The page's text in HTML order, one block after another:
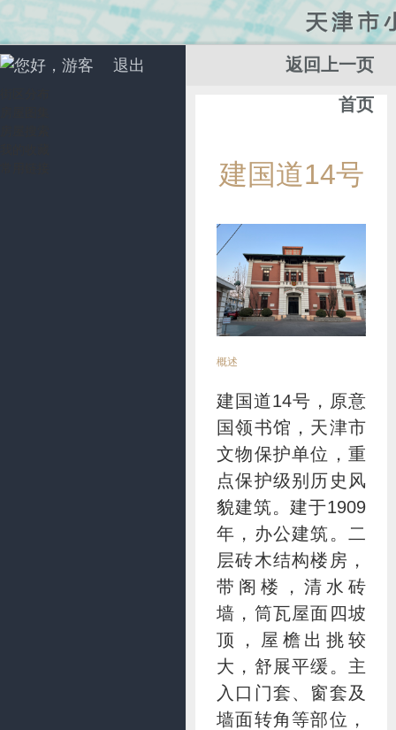
您好，游客 退出 返回上一页
首页
建国道14号
概述
建国道14号，原意
国领书馆，天津市
文物保护单位，重
点保护级别历史风
貌建筑。建于1909
年，办公建筑。二
层砖木结构楼房，
带阁楼，清水砖
墙，筒瓦屋面四坡
顶，屋檐出挑较
大，舒展平缓。主
入口门套、窗套及
墙面转角等部位，